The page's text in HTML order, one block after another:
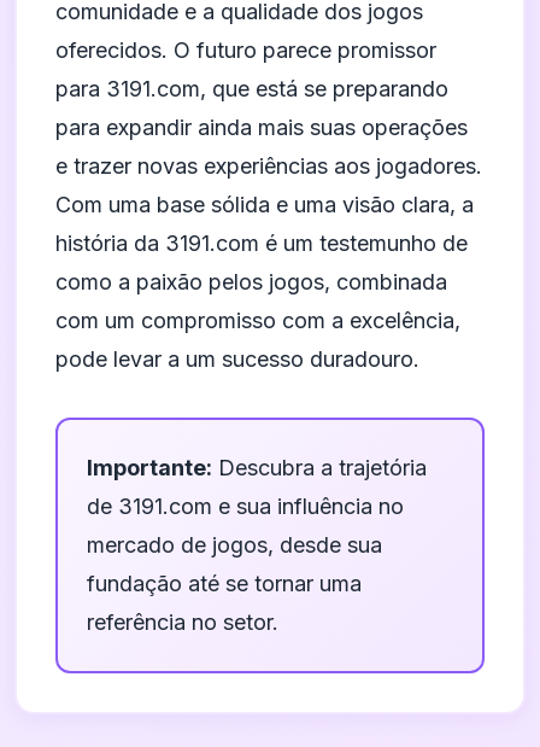
comunidade e a qualidade dos jogos
oferecidos. O futuro parece promissor
para 3191.com, que está se preparando
para expandir ainda mais suas operações
e trazer novas experiências aos jogadores.
Com uma base sólida e uma visão clara, a
história da 3191.com é um testemunho de
como a paixão pelos jogos, combinada
com um compromisso com a excelência,
pode levar a um sucesso duradouro.
Importante: Descubra a trajetória
de 3191.com e sua influência no
mercado de jogos, desde sua
fundação até se tornar uma
referência no setor.